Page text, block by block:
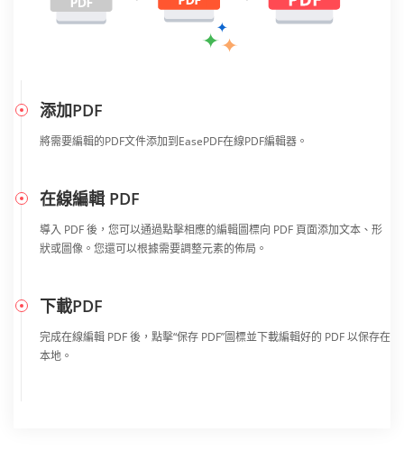
添加PDF
將需要編輯的PDF文件添加到EasePDF在線PDF編輯器。
在線編輯 PDF
導入 PDF 後，您可以通過點擊相應的編輯圖標向 PDF 頁面添加文本、形
狀或圖像。您還可以根據需要調整元素的佈局。
下載PDF
完成在線編輯 PDF 後，點擊“保存 PDF”圖標並下載編輯好的 PDF 以保存在
本地。